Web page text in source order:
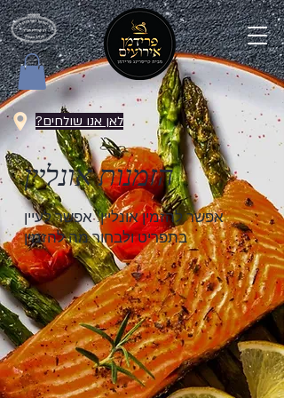
לאן אנו שולחים?
הזמנות אונליין
אפשר להזמין אונליין! אפשר לעיין
בתפריט ולבחור מה להזמין